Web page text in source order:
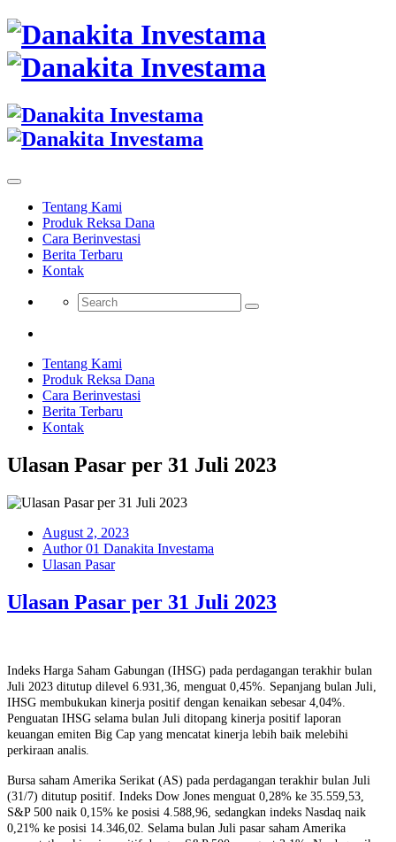
Tentang Kami
Produk Reksa Dana
Cara Berinvestasi
Berita Terbaru
Kontak
Tentang Kami
Produk Reksa Dana
Cara Berinvestasi
Berita Terbaru
Kontak
Ulasan Pasar per 31 Juli 2023
August 2, 2023
Author 01 Danakita Investama
Ulasan Pasar
Ulasan Pasar per 31 Juli 2023
Indeks Harga Saham Gabungan (IHSG) pada perdagangan terakhir bulan
Juli 2023 ditutup dilevel 6.931,36, menguat 0,45%. Sepanjang bulan Juli,
IHSG membukukan kinerja positif dengan kenaikan sebesar 4,04%.
Penguatan IHSG selama bulan Juli ditopang kinerja positif laporan
keuangan emiten Big Cap yang mencatat kinerja lebih baik melebihi
perkiraan analis.
Bursa saham Amerika Serikat (AS) pada perdagangan terakhir bulan Juli
(31/7) ditutup positif. Indeks Dow Jones menguat 0,28% ke 35.559,53,
S&P 500 naik 0,15% ke posisi 4.588,96, sedangkan indeks Nasdaq naik
0,21% ke posisi 14.346,02. Selama bulan Juli pasar saham Amerika